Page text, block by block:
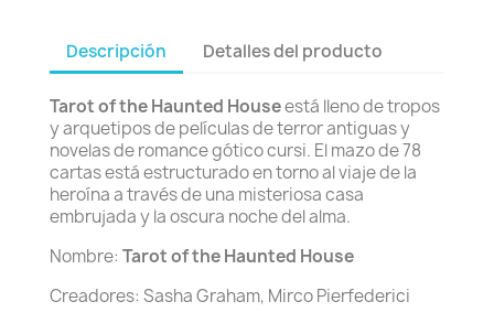
Descripción Detalles del producto
Tarot of the Haunted Houseestá lleno de tropos
y arquetipos de películas de terror antiguas y
novelas de romance gótico cursi. El mazo de 78
cartas está estructurado en torno al viaje de la
heroína a través de una misteriosa casa
embrujada y la oscura noche del alma.
Nombre: Tarot of the Haunted House
Creadores: Sasha Graham, Mirco Pierfederici